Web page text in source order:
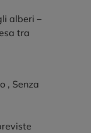
alberi –
tra
, Senza